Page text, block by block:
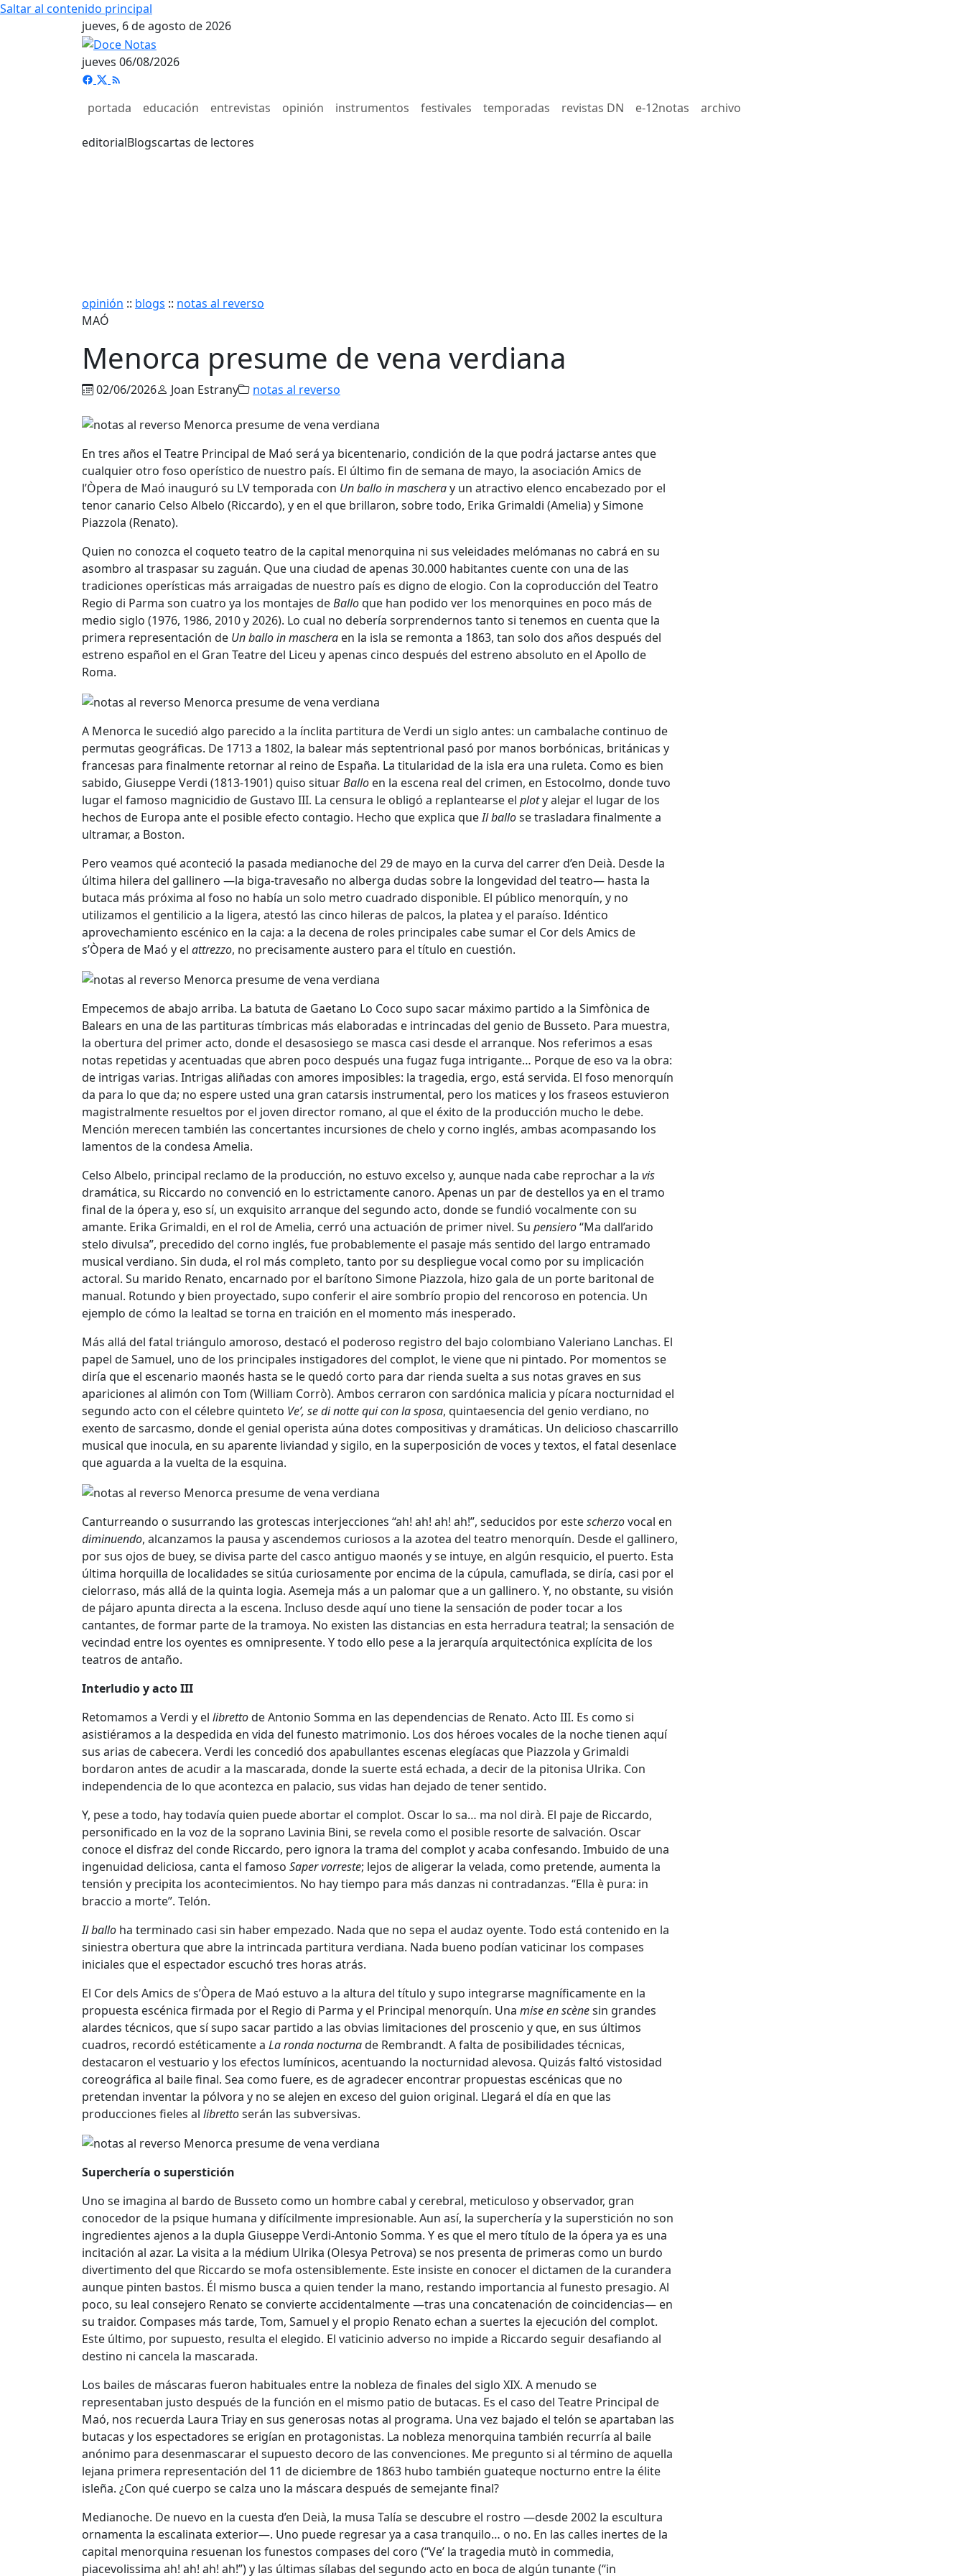
Saltar al contenido principal
jueves, 6 de agosto de 2026
jueves 06/08/2026
portada educación entrevistas opinión instrumentos festivales temporadas revistas DN e-12notas archivo
editorialBlogscartas de lectores
opinión :: blogs :: notas al reverso
MAÓ
Menorca presume de vena verdiana
02/06/2026 Joan Estrany notas al reverso
En tres años el Teatre Principal de Maó será ya bicentenario, condición de la que podrá jactarse antes que
cualquier otro foso operístico de nuestro país. El último fin de semana de mayo, la asociación Amics de
l’Òpera de Maó inauguró su LV temporada con Un ballo in mascheray un atractivo elenco encabezado por el
tenor canario Celso Albelo (Riccardo), y en el que brillaron, sobre todo, Erika Grimaldi (Amelia) y Simone
Piazzola (Renato).
Quien no conozca el coqueto teatro de la capital menorquina ni sus veleidades melómanas no cabrá en su
asombro al traspasar su zaguán. Que una ciudad de apenas 30.000 habitantes cuente con una de las
tradiciones operísticas más arraigadas de nuestro país es digno de elogio. Con la coproducción del Teatro
Regio di Parma son cuatro ya los montajes deBalloque han podido ver los menorquines en poco más de
medio siglo (1976, 1986, 2010 y 2026). Lo cual no debería sorprendernos tanto si tenemos en cuenta que la
primera representación de Un ballo in maschera en la isla se remonta a 1863, tan solo dos años después del
estreno español en el Gran Teatre del Liceu y apenas cinco después del estreno absoluto en el Apollo de
Roma.
A Menorca le sucedió algo parecido a la ínclita partitura de Verdi un siglo antes: un cambalache continuo de
permutas geográficas. De 1713 a 1802, la balear más septentrional pasó por manos borbónicas, británicas y
francesas para finalmente retornar al reino de España. La titularidad de la isla era una ruleta. Como es bien
sabido, Giuseppe Verdi (1813-1901) quiso situarBallo en la escena real del crimen, en Estocolmo, donde tuvo
lugar el famoso magnicidio de Gustavo III. La censura le obligó a replantearse el ploty alejar el lugar de los
hechos de Europa ante el posible efecto contagio. Hecho que explica queIl ballose trasladara finalmente a
ultramar, a Boston.
Pero veamos qué aconteció la pasada medianoche del 29 de mayo en la curva del carrer d’en Deià. Desde la
última hilera del gallinero —la biga-travesaño no alberga dudas sobre la longevidad del teatro— hasta la
butaca más próxima al foso no había un solo metro cuadrado disponible. El público menorquín, y no
utilizamos el gentilicio a la ligera, atestó las cinco hileras de palcos, la platea y el paraíso. Idéntico
aprovechamiento escénico en la caja: a la decena de roles principales cabe sumar el Cor dels Amics de
s’Òpera de Maó y el attrezzo, no precisamente austero para el título en cuestión.
Empecemos de abajo arriba. La batuta de Gaetano Lo Coco supo sacar máximo partido a la Simfònica de
Balears en una de las partituras tímbricas más elaboradas e intrincadas del genio de Busseto. Para muestra,
la obertura del primer acto, donde el desasosiego se masca casi desde el arranque. Nos referimos a esas
notas repetidas y acentuadas que abren poco después una fugaz fuga intrigante… Porque de eso va la obra:
de intrigas varias. Intrigas aliñadas con amores imposibles: la tragedia, ergo, está servida. El foso menorquín
da para lo que da; no espere usted una gran catarsis instrumental, pero los matices y los fraseos estuvieron
magistralmente resueltos por el joven director romano, al que el éxito de la producción mucho le debe.
Mención merecen también las concertantes incursiones de chelo y corno inglés, ambas acompasando los
lamentos de la condesa Amelia.
Celso Albelo, principal reclamo de la producción, no estuvo excelso y, aunque nada cabe reprochar a la vis
dramática, su Riccardo no convenció en lo estrictamente canoro. Apenas un par de destellos ya en el tramo
final de la ópera y, eso sí, un exquisito arranque del segundo acto, donde se fundió vocalmente con su
amante. Erika Grimaldi, en el rol de Amelia, cerró una actuación de primer nivel. Su pensiero“Ma dall’arido
stelo divulsa”, precedido del corno inglés, fue probablemente el pasaje más sentido del largo entramado
musical verdiano. Sin duda, el rol más completo, tanto por su despliegue vocal como por su implicación
actoral. Su marido Renato, encarnado por el barítono Simone Piazzola, hizo gala de un porte baritonal de
manual. Rotundo y bien proyectado, supo conferir el aire sombrío propio del rencoroso en potencia. Un
ejemplo de cómo la lealtad se torna en traición en el momento más inesperado.
Más allá del fatal triángulo amoroso, destacó el poderoso registro del bajo colombiano Valeriano Lanchas. El
papel de Samuel, uno de los principales instigadores del complot, le viene que ni pintado. Por momentos se
diría que el escenario maonés hasta se le quedó corto para dar rienda suelta a sus notas graves en sus
apariciones al alimón con Tom (William Corrò). Ambos cerraron con sardónica malicia y pícara nocturnidad el
segundo acto con el célebre quinteto Ve’, se di notte qui con la sposa, quintaesencia del genio verdiano, no
exento de sarcasmo, donde el genial operista aúna dotes compositivas y dramáticas. Un delicioso chascarrillo
musical que inocula, en su aparente liviandad y sigilo, en la superposición de voces y textos, el fatal desenlace
que aguarda a la vuelta de la esquina.
Canturreando o susurrando las grotescas interjecciones “ah! ah! ah! ah!”, seducidos por estescherzovocal en
diminuendo, alcanzamos la pausa y ascendemos curiosos a la azotea del teatro menorquín. Desde el gallinero,
por sus ojos de buey, se divisa parte del casco antiguo maonés y se intuye, en algún resquicio, el puerto. Esta
última horquilla de localidades se sitúa curiosamente por encima de la cúpula, camuflada, se diría, casi por el
cielorraso, más allá de la quinta logia. Asemeja más a un palomar que a un gallinero. Y, no obstante, su visión
de pájaro apunta directa a la escena. Incluso desde aquí uno tiene la sensación de poder tocar a los
cantantes, de formar parte de la tramoya. No existen las distancias en esta herradura teatral; la sensación de
vecindad entre los oyentes es omnipresente. Y todo ello pese a la jerarquía arquitectónica explícita de los
teatros de antaño.
Interludio y acto III
Retomamos a Verdi y el librettode Antonio Somma en las dependencias de Renato. Acto III. Es como si
asistiéramos a la despedida en vida del funesto matrimonio. Los dos héroes vocales de la noche tienen aquí
sus arias de cabecera. Verdi les concedió dos apabullantes escenas elegíacas que Piazzola y Grimaldi
bordaron antes de acudir a la mascarada, donde la suerte está echada, a decir de la pitonisa Ulrika. Con
independencia de lo que acontezca en palacio, sus vidas han dejado de tener sentido.
Y, pese a todo, hay todavía quien puede abortar el complot. Oscar lo sa… ma nol dirà. El paje de Riccardo,
personificado en la voz de la soprano Lavinia Bini, se revela como el posible resorte de salvación. Oscar
conoce el disfraz del conde Riccardo, pero ignora la trama del complot y acaba confesando. Imbuido de una
ingenuidad deliciosa, canta el famoso Saper vorreste; lejos de aligerar la velada, como pretende, aumenta la
tensión y precipita los acontecimientos. No hay tiempo para más danzas ni contradanzas. “Ella è pura: in
braccio a morte”. Telón.
Il ballo ha terminado casi sin haber empezado. Nada que no sepa el audaz oyente. Todo está contenido en la
siniestra obertura que abre la intrincada partitura verdiana. Nada bueno podían vaticinar los compases
iniciales que el espectador escuchó tres horas atrás.
El Cor dels Amics de s’Òpera de Maó estuvo a la altura del título y supo integrarse magníficamente en la
propuesta escénica firmada por el Regio di Parma y el Principal menorquín. Una mise en scènesin grandes
alardes técnicos, que sí supo sacar partido a las obvias limitaciones del proscenio y que, en sus últimos
cuadros, recordó estéticamente a La ronda nocturnade Rembrandt. A falta de posibilidades técnicas,
destacaron el vestuario y los efectos lumínicos, acentuando la nocturnidad alevosa. Quizás faltó vistosidad
coreográfica al baile final. Sea como fuere, es de agradecer encontrar propuestas escénicas que no
pretendan inventar la pólvora y no se alejen en exceso del guion original. Llegará el día en que las
producciones fieles al librettoserán las subversivas.
Superchería o superstición
Uno se imagina al bardo de Busseto como un hombre cabal y cerebral, meticuloso y observador, gran
conocedor de la psique humana y difícilmente impresionable. Aun así, la superchería y la superstición no son
ingredientes ajenos a la dupla Giuseppe Verdi-Antonio Somma. Y es que el mero título de la ópera ya es una
incitación al azar. La visita a la médium Ulrika (Olesya Petrova) se nos presenta de primeras como un burdo
divertimento del que Riccardo se mofa ostensiblemente. Este insiste en conocer el dictamen de la curandera
aunque pinten bastos. Él mismo busca a quien tender la mano, restando importancia al funesto presagio. Al
poco, su leal consejero Renato se convierte accidentalmente —tras una concatenación de coincidencias— en
su traidor. Compases más tarde, Tom, Samuel y el propio Renato echan a suertes la ejecución del complot.
Este último, por supuesto, resulta el elegido. El vaticinio adverso no impide a Riccardo seguir desafiando al
destino ni cancela la mascarada.
Los bailes de máscaras fueron habituales entre la nobleza de finales del siglo XIX. A menudo se
representaban justo después de la función en el mismo patio de butacas. Es el caso del Teatre Principal de
Maó, nos recuerda Laura Triay en sus generosas notas al programa. Una vez bajado el telón se apartaban las
butacas y los espectadores se erigían en protagonistas. La nobleza menorquina también recurría al baile
anónimo para desenmascarar el supuesto decoro de las convenciones. Me pregunto si al término de aquella
lejana primera representación del 11 de diciembre de 1863 hubo también guateque nocturno entre la élite
isleña. ¿Con qué cuerpo se calza uno la máscara después de semejante final?
Medianoche. De nuevo en la cuesta d’en Deià, la musa Talía se descubre el rostro —desde 2002 la escultura
ornamenta la escalinata exterior—. Uno puede regresar ya a casa tranquilo… o no. En las calles inertes de la
capital menorquina resuenan los funestos compases del coro (“Ve’ la tragedia mutò in commedia,
piacevolissima ah! ah! ah! ah!”) y las últimas sílabas del segundo acto en boca de algún tunante (“in